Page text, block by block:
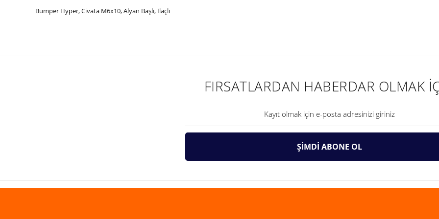
Bumper Hyper, Civata M6x10, Alyan Başlı, İlaçlı
Gönder
FIRSATLARDAN HABERDAR OLMAK
ŞİMDİ ABONE OL